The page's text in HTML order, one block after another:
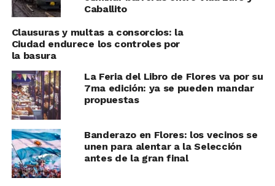
Caballito
Clausuras y multas a consorcios: la
Ciudad endurece los controles por
la basura
La Feria del Libro de Flores va por su
7ma edición: ya se pueden mandar
propuestas
Banderazo en Flores: los vecinos se
unen para alentar a la Selección
antes de la gran final